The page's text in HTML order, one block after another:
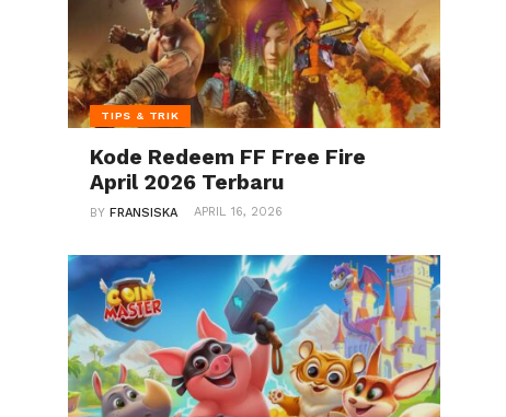
TIPS & TRIK
Kode Redeem FF Free Fire
April 2026 Terbaru
BYFRANSISKA APRIL 16, 2026